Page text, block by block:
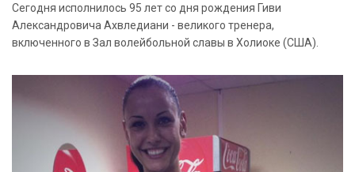
Сегодня исполнилось 95 лет со дня рождения Гиви
Александровича Ахвледиани - великого тренера,
включенного в Зал волейбольной славы в Холиоке (США).